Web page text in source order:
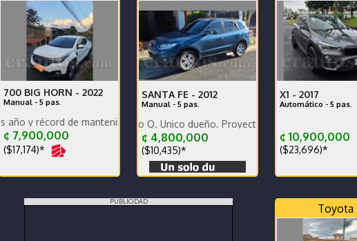
medida. Unico dueño
700 BIG HORN - 2022
Manual - 5 pas.
de mantenimientos de agencia s.
¢ 7,900,000
($17,174)*
SANTA FE - 2012
Manual - 5 pas.
Comprado en Grupo Q. Único dueño. Proyectores Biled. Pantalla Pioneer y
¢ 4,800,000
($10,435)*
X1 - 2017
Automático - 5 pas.
¢ 10,900,000
($23,696)*
Record de
PUBLICIDAD
Toyota